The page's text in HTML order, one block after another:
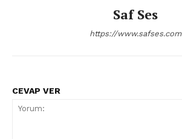
Saf Ses
https://www.safses.com
CEVAP VER